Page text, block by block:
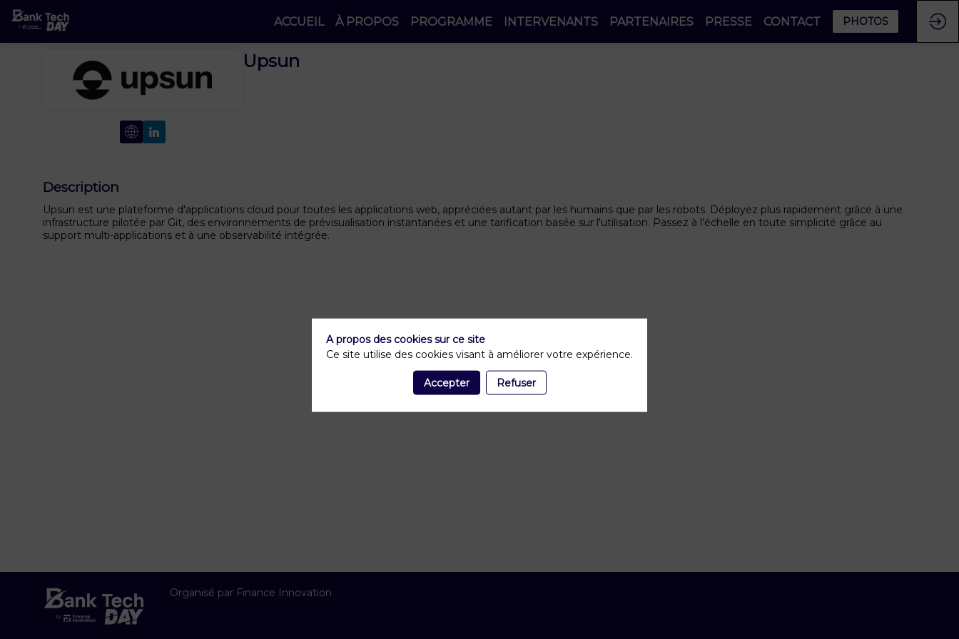
ACCUEIL À PROPOS PROGRAMME INTERVENANTS PARTENAIRES PRESSE CONTACT PHOTOS
Upsun
Description
Upsun est une plateforme d'applications cloud pour toutes les applications web, appréciées autant par les humains que par les robots. Déployez plus rapidement grâce à une
infrastructure pilotée par Git, des environnements de prévisualisation instantanées et une tarification basée sur l'utilisation. Passez à l'échelle en toute simplicité grâce au
support multi-applications et à une observabilité intégrée.
Organisé par Finance Innovation
A propos des cookies sur ce site
Ce site utilise des cookies visant à améliorer votre expérience.
Accepter Refuser